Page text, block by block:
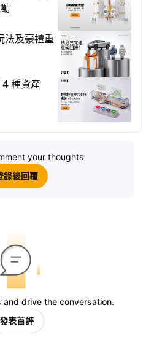
法及豪禮重
種資產
your thoughts
錄後回覆
and drive the conversation.
發表首評